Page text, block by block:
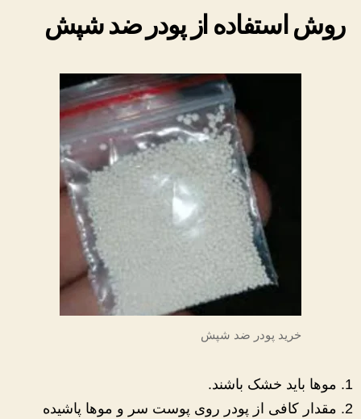
روش استفاده از پودر ضد شپش
خرید پودر ضد شپش
موها باید خشک باشند.
مقدار کافی از پودر روی پوست سر و موها پاشیده